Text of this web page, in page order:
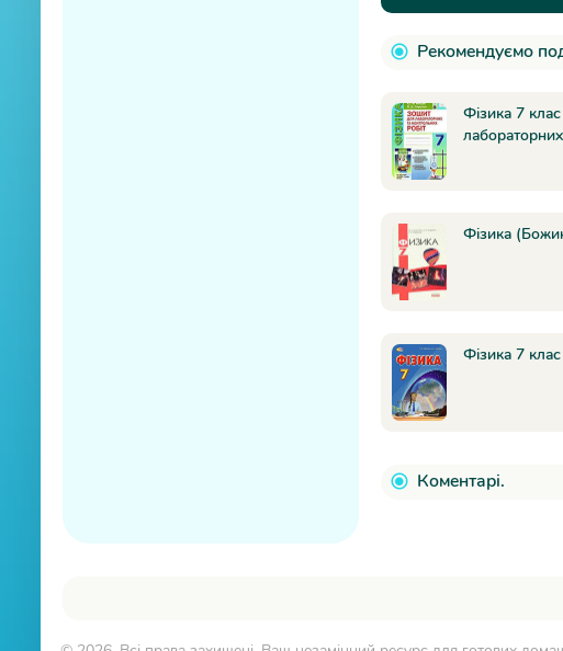
Рекомендуємо
Фізика 7
Фізика
Фізика 7 клас
Коментарі.